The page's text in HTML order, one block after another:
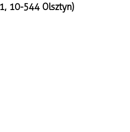
10-544 Olsztyn)